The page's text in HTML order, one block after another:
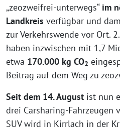
„zeozweifrei-unterwegs“ im
Landkreis verfügbar und
zur Verkehrswende vor Ort.
haben inzwischen mit 1,7
etwa 170.000 kg CO2
Beitrag auf dem Weg zu
Seit dem 14. August ist nun
drei Carsharing-Fahrzeugen
SUV wird in Kirrlach in der